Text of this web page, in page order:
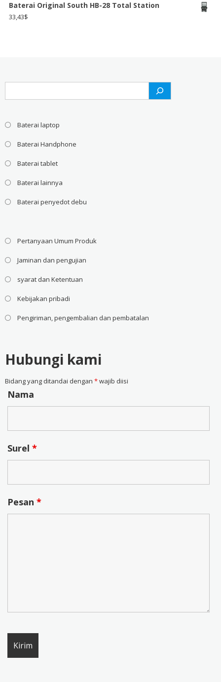
Baterai Original South HB-28 Total Station
33,43$
Baterai laptop
Baterai Handphone
Baterai tablet
Baterai lainnya
Baterai penyedot debu
Pertanyaan Umum Produk
Jaminan dan pengujian
syarat dan Ketentuan
Kebijakan pribadi
Pengiriman, pengembalian dan pembatalan
Hubungi kami
Bidang yang ditandai dengan *wajib diisi
Nama
Surel *
Pesan *